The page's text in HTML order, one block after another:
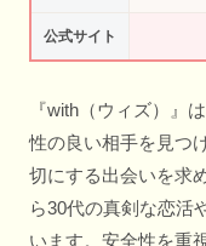
公式サイト
『with（ウィズ）』
性の良い相手を見つ
切にする出会いを求
ら30代の真剣な恋活
います。安全性を重